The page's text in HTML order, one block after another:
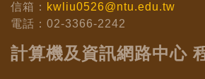
信箱： kwliu0526@ntu.edu.tw
電話：02-3366-2242
計算機及資訊網路中心